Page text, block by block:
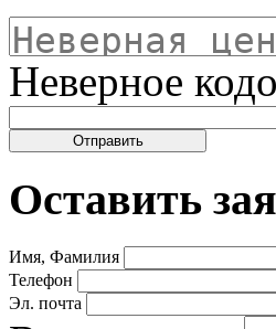
Неверное
Оставить
Имя, Фамилия
Телефон
Эл. почта